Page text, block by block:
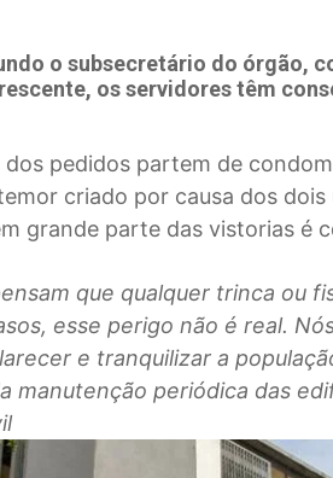
o subsecretário do órgão,
os servidores têm
dos pedidos partem de
criado por causa dos
grande parte das vistorias é
que qualquer trinca ou
esse perigo não é real.
e tranquilizar a
manutenção periódica das